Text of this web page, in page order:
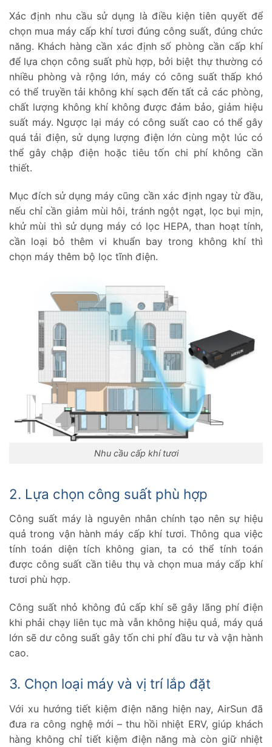
Xác định nhu cầu sử dụng là điều kiện tiên quyết để
chọn mua máy cấp khí tươi đúng công suất, đúng chức
năng. Khách hàng cần xác định số phòng cần cấp khí
để lựa chọn công suất phù hợp, bởi biệt thự thường có
nhiều phòng và rộng lớn, máy có công suất thấp khó
có thể truyền tải không khí sạch đến tất cả các phòng,
chất lượng không khí không được đảm bảo, giảm hiệu
suất máy. Ngược lại máy có công suất cao có thể gây
quá tải điện, sử dụng lượng điện lớn cùng một lúc có
thể gây chập điện hoặc tiêu tốn chi phí không cần
thiết.
Mục đích sử dụng máy cũng cần xác định ngay từ đầu,
nếu chỉ cần giảm mùi hôi, tránh ngột ngạt, lọc bụi mịn,
khử mùi thì sử dụng máy có lọc HEPA, than hoạt tính,
cần loại bỏ thêm vi khuẩn bay trong không khí thì
chọn máy thêm bộ lọc tĩnh điện.
Nhu cầu cấp khí tươi
2. Lựa chọn công suất phù hợp
Công suất máy là nguyên nhân chính tạo nên sự hiệu
quả trong vận hành máy cấp khí tươi. Thông qua việc
tính toán diện tích không gian, ta có thể tính toán
được công suất cần tiêu thụ và chọn mua máy cấp khí
tươi phù hợp.
Công suất nhỏ không đủ cấp khí sẽ gây lãng phí điện
khi phải chạy liên tục mà vẫn không hiệu quả, máy quá
lớn sẽ dư công suất gây tốn chi phí đầu tư và vận hành
cao.
3. Chọn loại máy và vị trí lắp đặt
Với xu hướng tiết kiệm điện năng hiện nay, AirSun đã
đưa ra công nghệ mới – thu hồi nhiệt ERV, giúp khách
hàng không chỉ tiết kiệm điện năng mà còn giữ nhiệt